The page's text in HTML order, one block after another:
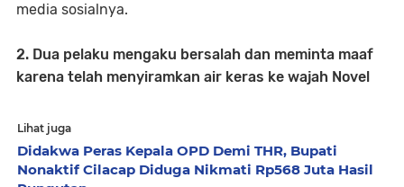
media sosialnya.
2. Dua pelaku mengaku bersalah dan meminta maaf
karena telah menyiramkan air keras ke wajah Novel
Lihat juga
Didakwa Peras Kepala OPD Demi THR, Bupati
Nonaktif Cilacap Diduga Nikmati Rp568 Juta Hasil